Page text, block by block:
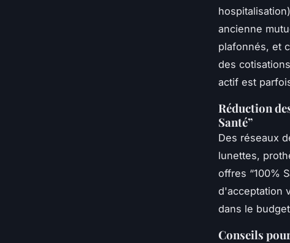
ancienne
plafonnés, et
des
actif est
Réduction
Santé”
Des réseaux
lunettes,
offres “100%
d'acceptation
dans le
Conseils